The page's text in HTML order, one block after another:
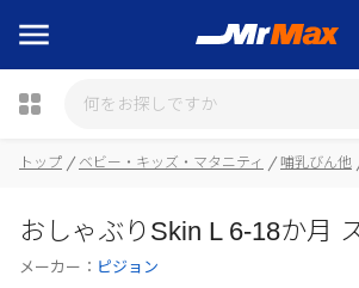
瓶詰
トップ ベビー・キッズ・マタニティ 哺乳びん他
おしゃぶりSkin L 6-18か月
メーカー： ピジョン